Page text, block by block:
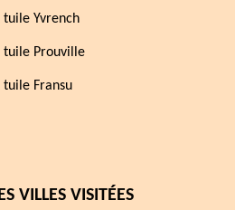
Yvrench
tuile Prouville
Fransu
VILLES VISITÉES